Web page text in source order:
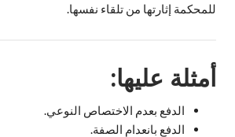
للمحكمة إثارتها من تلقاء نفسها.
أمثلة عليها:
الدفع بعدم الاختصاص النوعي.
الدفع بانعدام الصفة.